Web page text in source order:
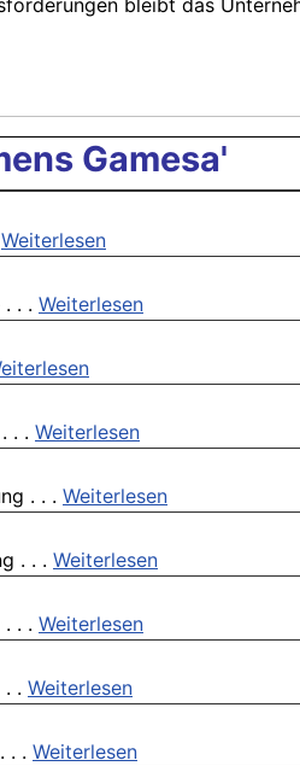
bleibt das
Gamesa'
Weiterlesen
. . Weiterlesen
. . Weiterlesen
. . . Weiterlesen
. . . Weiterlesen
. . Weiterlesen
. Weiterlesen
. . Weiterlesen